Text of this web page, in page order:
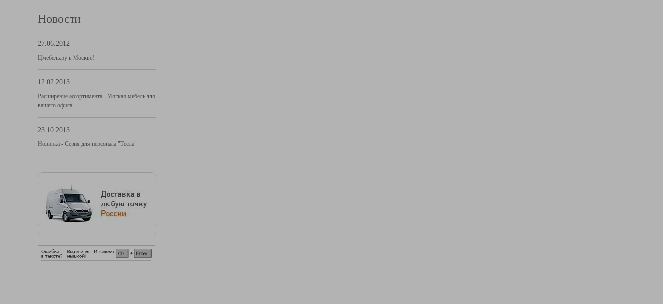
Новости
27.06.2012
Цмебель.ру в Москве!
12.02.2013
Расширение ассортимента - Мягкая мебель для
вашего офиса
23.10.2013
Новинка - Серия для персонала "Тесла"